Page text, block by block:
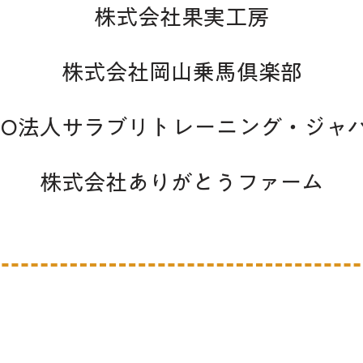
株式会社果実工房
株式会社岡山乗馬倶楽部
法人サラブリトレーニング・ジャ
株式会社ありがとうファーム